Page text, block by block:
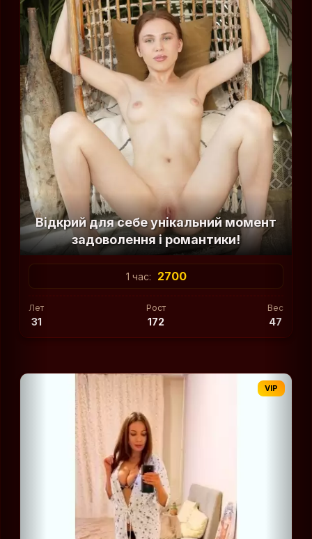
Відкрий для себе унікальний момент
задоволення і романтики!
1 час: 2700
Лет
31
Рост
172
Вес
47
VIP